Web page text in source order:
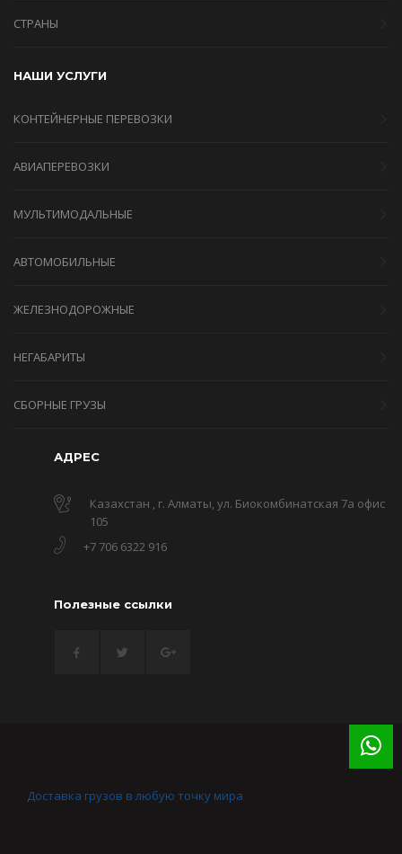
СТРАНЫ
НАШИ УСЛУГИ
КОНТЕЙНЕРНЫЕ ПЕРЕВОЗКИ
АВИАПЕРЕВОЗКИ
МУЛЬТИМОДАЛЬНЫЕ
АВТОМОБИЛЬНЫЕ
ЖЕЛЕЗНОДОРОЖНЫЕ
НЕГАБАРИТЫ
СБОРНЫЕ ГРУЗЫ
АДРЕС
Казахстан , г. Алматы, ул. Биокомбинатская 7а офис
105
+7 706 6322 916
Полезные ссылки
Доставка грузов в любую точку мира